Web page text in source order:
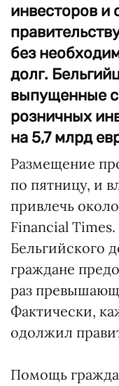
инвесторов и
без
долг.
выпущенные
розничных
на 5,7 млрд
Размещение
по пятницу, и
привлечь
Financial
Бельгийского
граждане
раз
Фактически,
одолжил
Помощь